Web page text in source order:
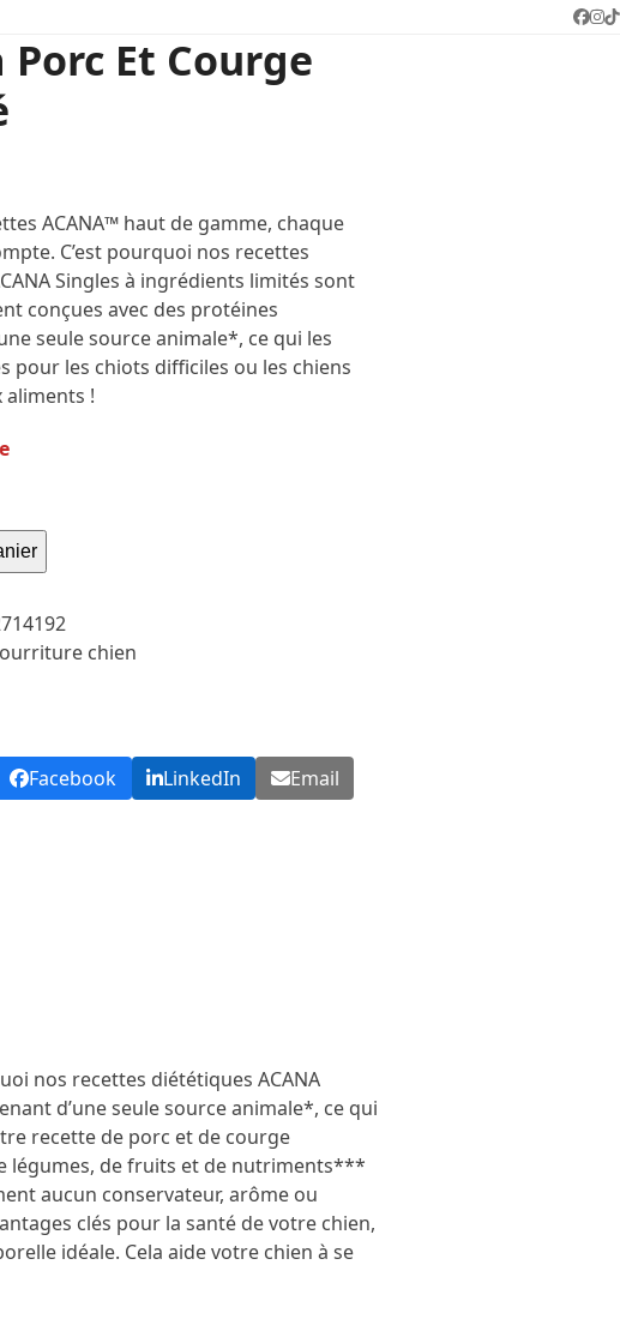
Porc Et Courge
ACANA™ haut de gamme, chaque
C’est pourquoi nos recettes
Singles à ingrédients limités sont
conçues avec des protéines
seule source animale*, ce qui les
pour les chiots difficiles ou les chiens
aliments !
chien
Facebook LinkedIn Email
nos recettes diététiques ACANA
d’une seule source animale*, ce qui
recette de porc et de courge
légumes, de fruits et de nutriments***
aucun conservateur, arôme ou
clés pour la santé de votre chien,
idéale. Cela aide votre chien à se